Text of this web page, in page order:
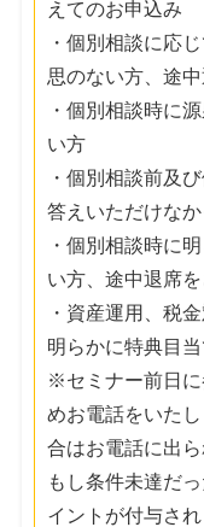
えてのお申込み
・個別相談に応
思のない方、途
・個別相談時に
い方
・個別相談前及
答えいただけな
・個別相談時に
い方、途中退席
・資産運用、税
明らかに特典目
※セミナー前日に
めお電話をいた
合はお電話に出
もし条件未達だ
イントが付与さ